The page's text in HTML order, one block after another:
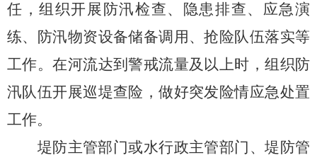
任，组织开展防汛检查、隐患排查、应急演
练、防汛物资设备储备调用、抢险队伍落实等
工作。在河流达到警戒流量及以上时，组织防
汛队伍开展巡堤查险，做好突发险情应急处置
工作。
堤防主管部门或水行政主管部门、堤防管